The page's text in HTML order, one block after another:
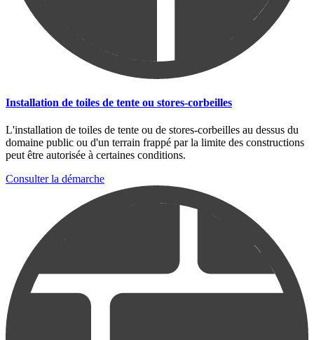
Installation de toiles de tente ou stores-corbeilles
L'installation de toiles de tente ou de stores-corbeilles au dessus du
domaine public ou d'un terrain frappé par la limite des constructions
peut être autorisée à certaines conditions.
Consulter la démarche